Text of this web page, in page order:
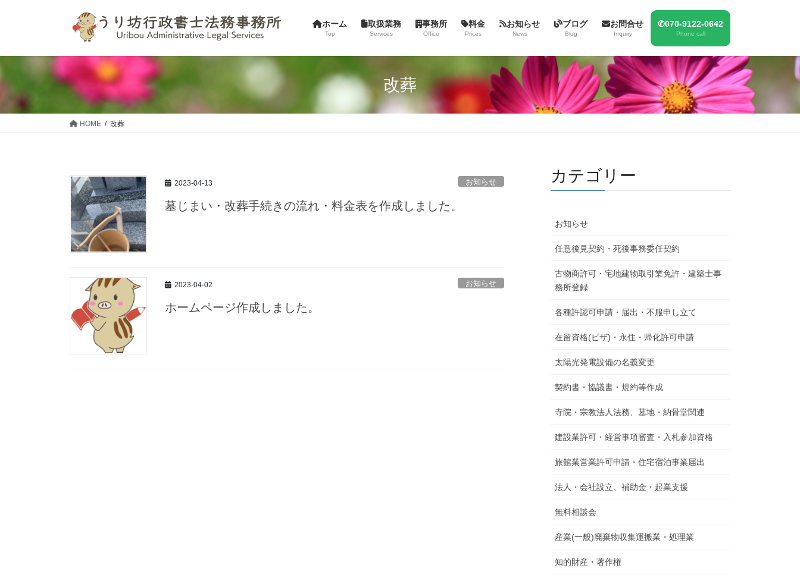
へ
ョ
ホーム
Top
取扱業務
Services
事務所
Office
料金
Prices
お知らせ
News
ブログ
Blog
お問合せ
Inquiry
✆070-9122-0642
Phone call
改葬
HOME 改葬
2023-04-13 お知らせ
墓じまい・改葬手続きの流れ・料金表を作成しました。
2023-04-02 お知らせ
ホームページ作成しました。
カテゴリー
お知らせ
任意後見契約・死後事務委任契約
古物商許可・宅地建物取引業免許・建築士事
務所登録
各種許認可申請・届出・不服申し立て
在留資格(ビザ)・永住・帰化許可申請
太陽光発電設備の名義変更
契約書・協議書・規約等作成
寺院・宗教法人法務、墓地・納骨堂関連
建設業許可・経営事項審査・入札参加資格
旅館業営業許可申請・住宅宿泊事業届出
法人・会社設立、補助金・起業支援
無料相談会
産業(一般)廃棄物収集運搬業・処理業
知的財産・著作権